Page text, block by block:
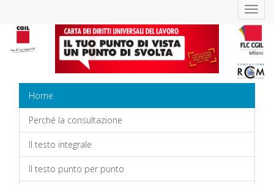
Home
Perché la consultazione
Il testo integrale
Il testo punto per punto